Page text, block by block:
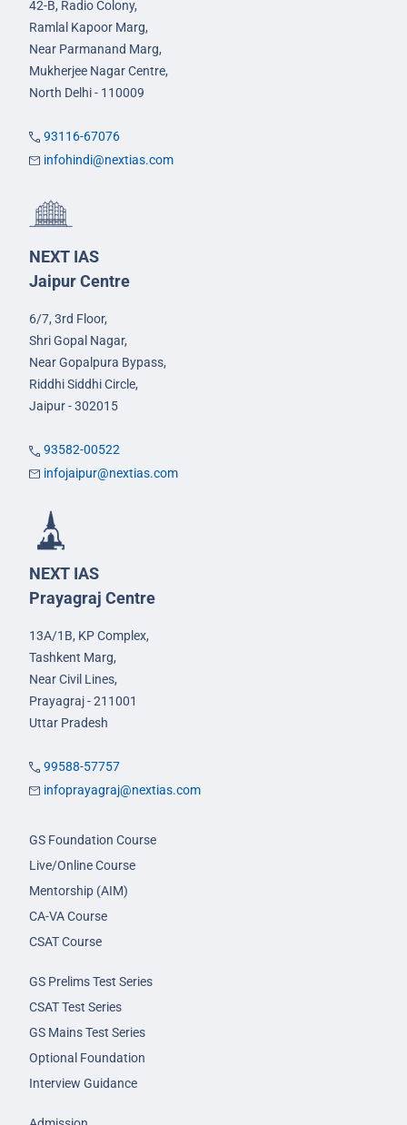
42-B, Radio Colony,
Ramlal Kapoor Marg,
Near Parmanand Marg,
Mukherjee Nagar Centre,
North Delhi - 110009
93116-67076
infohindi@nextias.com
NEXT IAS
Jaipur Centre
6/7, 3rd Floor,
Shri Gopal Nagar,
Near Gopalpura Bypass,
Riddhi Siddhi Circle,
Jaipur - 302015
93582-00522
infojaipur@nextias.com
NEXT IAS
Prayagraj Centre
13A/1B, KP Complex,
Tashkent Marg,
Near Civil Lines,
Prayagraj - 211001
Uttar Pradesh
99588-57757
infoprayagraj@nextias.com
GS Foundation Course
Live/Online Course
Mentorship (AIM)
CA-VA Course
CSAT Course
GS Prelims Test Series
CSAT Test Series
GS Mains Test Series
Optional Foundation
Interview Guidance